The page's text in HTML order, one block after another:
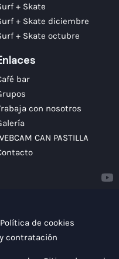
+ Skate
+ Skate diciembre
+ Skate octubre
bar
con nosotros
CAN PASTILLA
Política de cookies
contratación